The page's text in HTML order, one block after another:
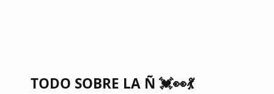
TODO SOBRE LA Ñ 💓👀💃